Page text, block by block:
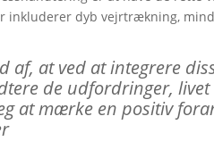
inkluderer dyb vejrtrækning,
af, at ved at integrere
de udfordringer,
at mærke en positiv